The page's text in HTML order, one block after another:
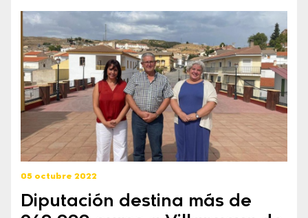
05 octubre 2022
Diputación destina más de